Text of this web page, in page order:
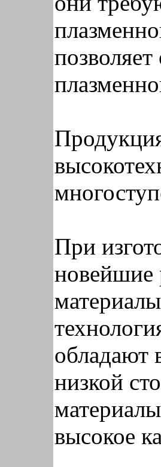
При
новейшие
обладают
низкой
высокое